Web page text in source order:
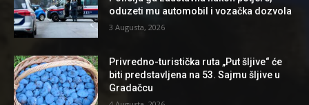
oduzeti mu automobil i vozačka dozvola
3 Augusta, 2026
Privredno-turistička ruta „Put šljive“ će
biti predstavljena na 53. Sajmu šljive u
Gradačcu